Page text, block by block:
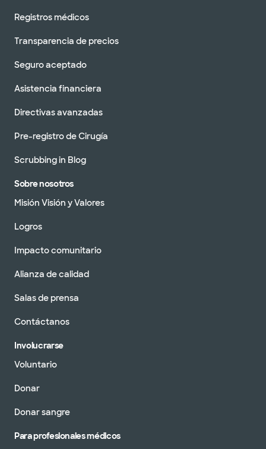
Registros médicos
Transparencia de precios
Seguro aceptado
Asistencia financiera
Directivas avanzadas
Pre-registro de Cirugía
Scrubbing in Blog
Sobre nosotros
Misión Visión y Valores
Logros
Impacto comunitario
Alianza de calidad
Salas de prensa
Contáctanos
Involucrarse
Voluntario
Donar
Donar sangre
Para profesionales médicos